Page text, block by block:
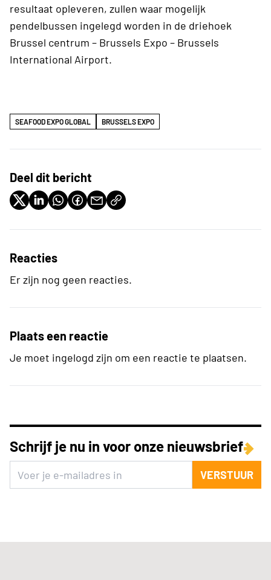
resultaat opleveren, zullen waar mogelijk
pendelbussen ingelegd worden in de driehoek
Brussel centrum – Brussels Expo – Brussels
International Airport.
SEAFOOD EXPO GLOBAL BRUSSELS EXPO
Deel dit bericht
Reacties
Er zijn nog geen reacties.
Plaats een reactie
Je moet ingelogd zijn om een reactie te plaatsen.
Schrijf je nu in voor onze nieuwsbrief
VERSTUUR